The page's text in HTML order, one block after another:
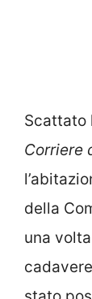
Scattato
Corriere
della
una